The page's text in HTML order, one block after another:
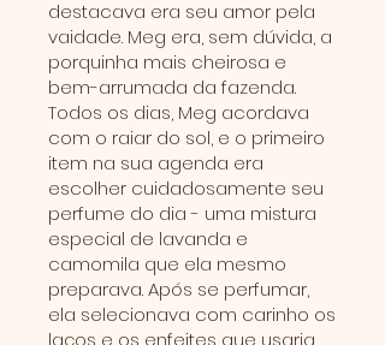
destacava era seu amor pela
vaidade. Meg era, sem dúvida, a
porquinha mais cheirosa e
bem-arrumada da fazenda.
Todos os dias, Meg acordava
com o raiar do sol, e o primeiro
item na sua agenda era
escolher cuidadosamente seu
perfume do dia - uma mistura
especial de lavanda e
camomila que ela mesmo
preparava. Após se perfumar,
ela selecionava com carinho os
laços e os enfeites que usaria,